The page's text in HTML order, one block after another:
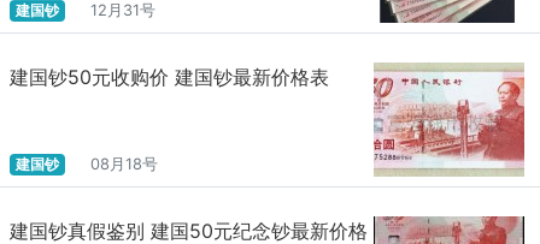
建国钞 12月31号
建国钞50元收购价 建国钞最新价格表
建国钞 08月18号
建国钞真假鉴别 建国50元纪念钞最新价格